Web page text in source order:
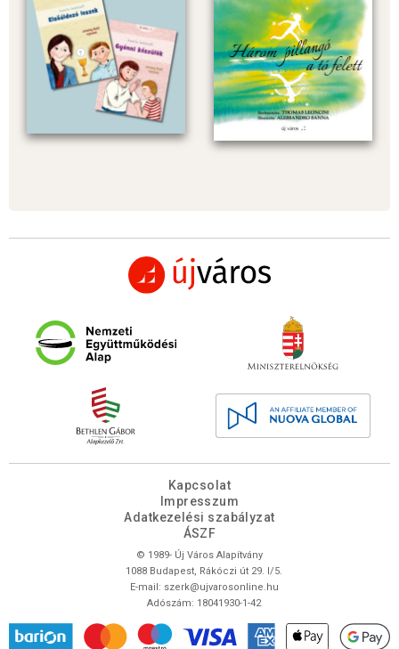
Kapcsolat
Impresszum
Adatkezelési szabályzat
ÁSZF
© 1989- Új Város Alapítvány
1088 Budapest, Rákóczi út 29. I/5.
E-mail: szerk@ujvarosonline.hu
Adószám: 18041930-1-42